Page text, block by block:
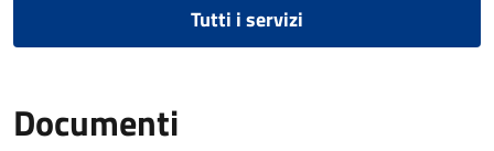
Tutti i servizi
Documenti